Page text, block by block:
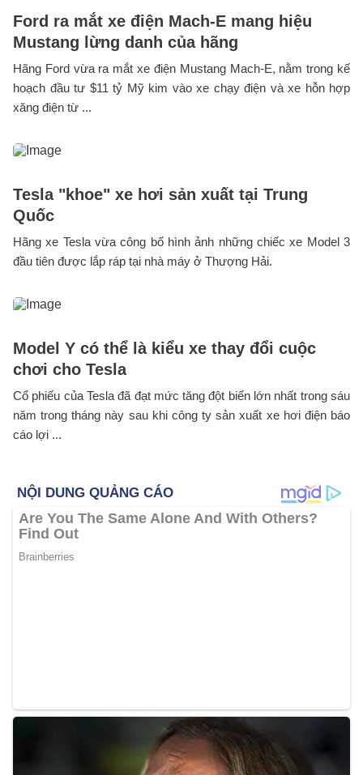
Ford ra mắt xe điện Mach-E mang hiệu
Mustang lừng danh của hãng
Hãng Ford vừa ra mắt xe điện Mustang Mach-E, nằm trong kế
hoạch đầu tư $11 tỷ Mỹ kim vào xe chạy điện và xe hỗn hợp
xăng điện từ ...
Tesla "khoe" xe hơi sản xuất tại Trung
Quốc
Hãng xe Tesla vừa công bố hình ảnh những chiếc xe Model 3
đầu tiên được lắp ráp tại nhà máy ở Thượng Hải.
Model Y có thể là kiểu xe thay đổi cuộc
chơi cho Tesla
Cổ phiếu của Tesla đã đạt mức tăng đột biến lớn nhất trong sáu
năm trong tháng này sau khi công ty sản xuất xe hơi điện báo
cáo lợi ...